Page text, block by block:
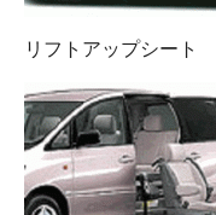
リフトアップシート